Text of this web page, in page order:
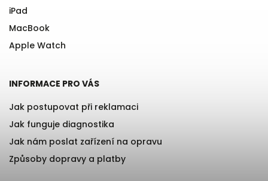
iPad
MacBook
Apple Watch
INFORMACE PRO VÁS
Jak postupovat při reklamaci
Jak funguje diagnostika
Jak nám poslat zařízení na opravu
Způsoby dopravy a platby